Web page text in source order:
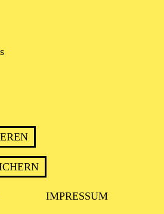
IMPRESSUM
1 Stunde